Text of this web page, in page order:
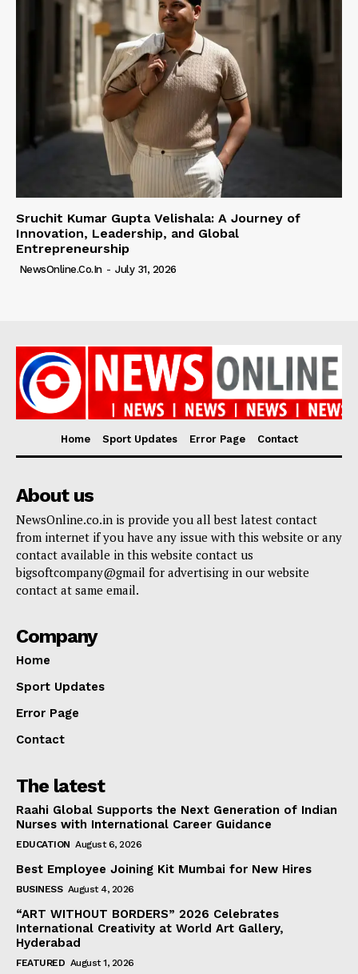
Sruchit Kumar Gupta Velishala: A Journey of
Innovation, Leadership, and Global
Entrepreneurship
NewsOnline.co.in - July 31, 2026
Home Sport Updates Error Page Contact
About us
NewsOnline.co.in is provide you all best latest contact
from internet if you have any issue with this website or any
contact available in this website contact us
bigsoftcompany@gmail for advertising in our website
contact at same email.
Company
Home
Sport Updates
Error Page
Contact
The latest
Raahi Global Supports the Next Generation of Indian
Nurses with International Career Guidance
EDUCATION August 6, 2026
Best Employee Joining Kit Mumbai for New Hires
BUSINESS August 4, 2026
“ART WITHOUT BORDERS” 2026 Celebrates
International Creativity at World Art Gallery,
Hyderabad
FEATURED August 1, 2026